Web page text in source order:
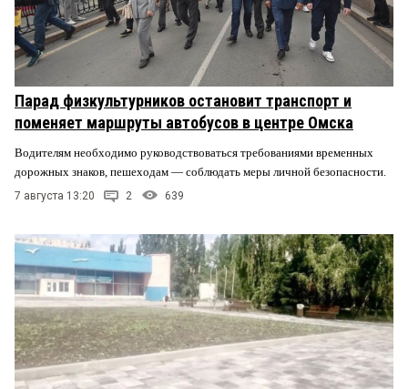
Парад физкультурников остановит транспорт и
поменяет маршруты автобусов в центре Омска
Водителям необходимо руководствоваться требованиями временных
дорожных знаков, пешеходам — соблюдать меры личной безопасности.
7 августа 13:20 2 639